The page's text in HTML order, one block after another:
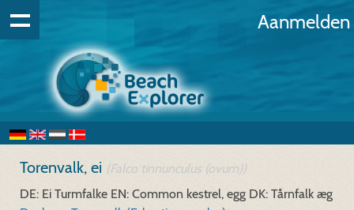
Aanmelden
Torenvalk, ei (Falco tinnunculus (ovum))
DE: Ei Turmfalke EN: Common kestrel, egg DK: Tårnfalk æg